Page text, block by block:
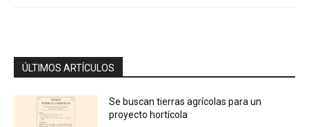
ÚLTIMOS ARTÍCULOS
Se buscan tierras agrícolas para un
proyecto hortícola